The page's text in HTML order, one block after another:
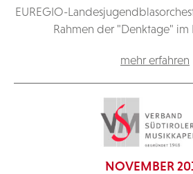
EUREGIO-
Rahmen der "Denktage" im
mehr erfahren
NOVEMBER